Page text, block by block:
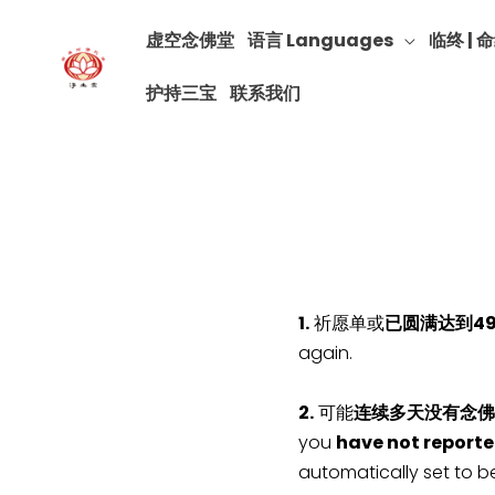
虚空念佛堂 语言 Languages 临终 |
护持三宝 联系我们
1.祈愿单或已圆满达到
again.
2.可能连续多天没有念
you have not
automatically set to